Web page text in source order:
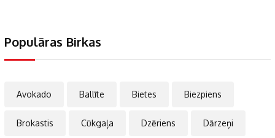
Populāras Birkas
Avokado Ballīte Bietes Biezpiens
Brokastis Cūkgaļa Dzēriens Dārzeņi